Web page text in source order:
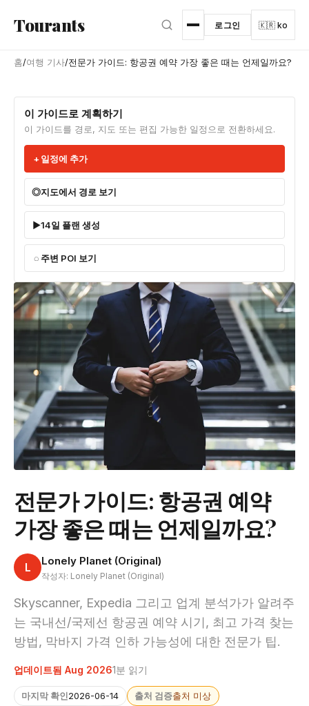
Tourants 로그인 🇰🇷 ko
홈/여행 기사/전문가 가이드: 항공권 예약 가장 좋은 때는 언제일까요?
이 가이드로 계획하기
이 가이드를 경로, 지도 또는 편집 가능한 일정으로 전환하세요.
일정에 추가
지도에서 경로 보기
14일 플랜 생성
주변 POI 보기
전문가 가이드: 항공권 예약
가장 좋은 때는 언제일까요?
L Lonely Planet (Original)
작성자: Lonely Planet (Original)
Skyscanner, Expedia 그리고 업계 분석가가 알려주
는 국내선/국제선 항공권 예약 시기, 최고 가격 찾는
방법, 막바지 가격 인하 가능성에 대한 전문가 팁.
업데이트됨 Aug 20261분 읽기
마지막 확인2026-06-14 출처 검증출처 미상